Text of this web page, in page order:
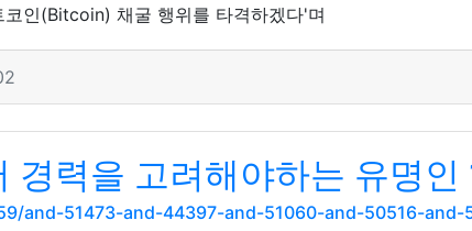
인(Bitcoin) 채굴 행위를 타격하겠다'며
경력을 고려해야하는 유명인
and-51473-and-44397-and-51060-and-50516-